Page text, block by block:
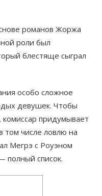
романов Жоржа
роли был
блестяще сыграл
особо сложное
девушек. Чтобы
придумывает
том числе ловлю на
Мегрэ с Роуэном
полный список.